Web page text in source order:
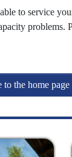
to service
problems.
to the home page